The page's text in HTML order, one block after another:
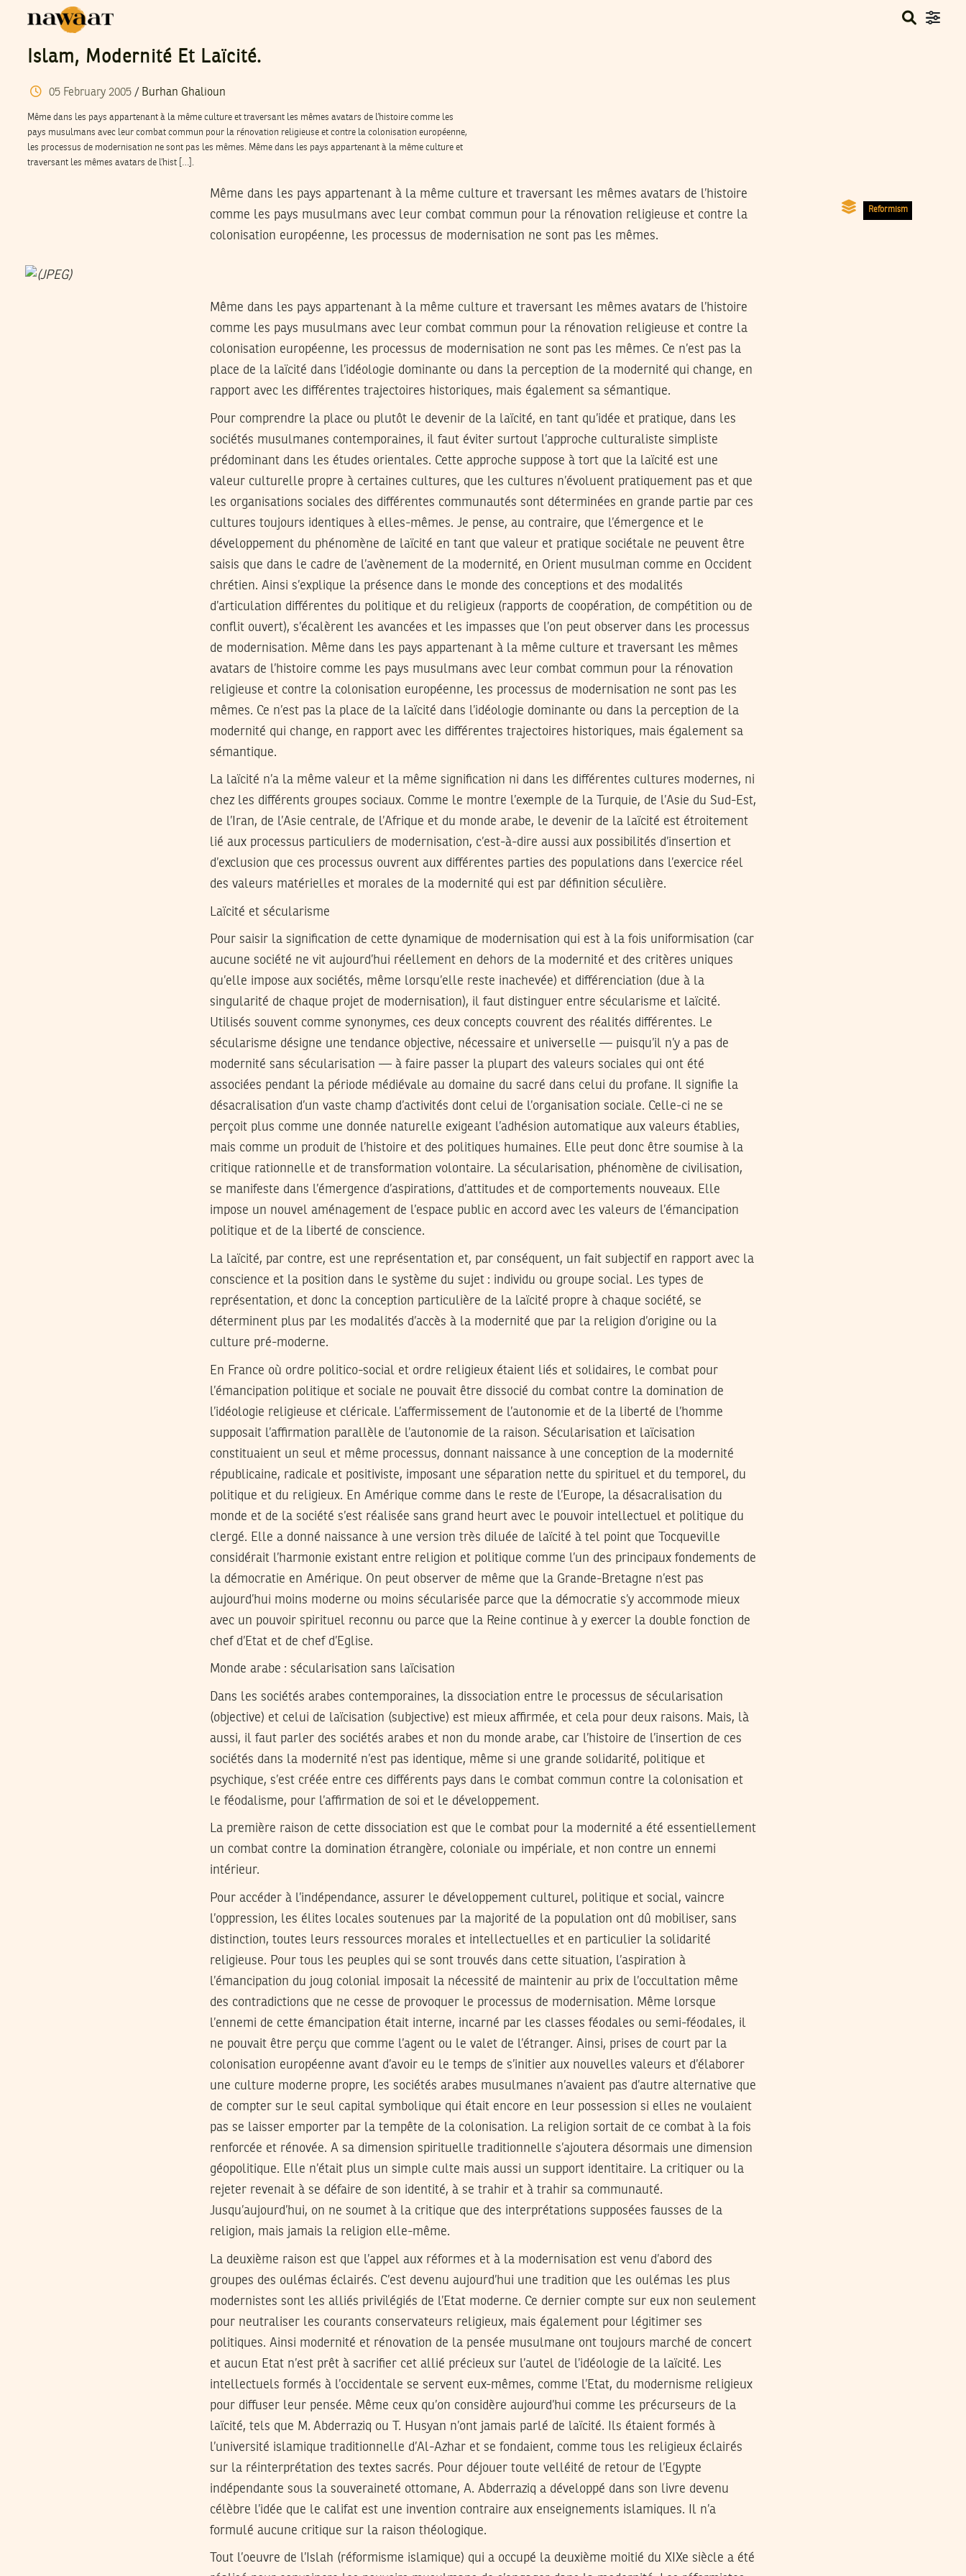
Islam, Modernité Et Laïcité.
05 February 2005/ Burhan Ghalioun
Même dans les pays appartenant à la même culture et traversant les mêmes avatars de l’histoire comme les
pays musulmans avec leur combat commun pour la rénovation religieuse et contre la colonisation européenne,
les processus de modernisation ne sont pas les mêmes. Même dans les pays appartenant à la même culture et
traversant les mêmes avatars de l’hist […].
Reformism
Même dans les pays appartenant à la même culture et traversant les mêmes avatars de l’histoire
comme les pays musulmans avec leur combat commun pour la rénovation religieuse et contre la
colonisation européenne, les processus de modernisation ne sont pas les mêmes.
Même dans les pays appartenant à la même culture et traversant les mêmes avatars de l’histoire
comme les pays musulmans avec leur combat commun pour la rénovation religieuse et contre la
colonisation européenne, les processus de modernisation ne sont pas les mêmes. Ce n’est pas la
place de la laïcité dans l’idéologie dominante ou dans la perception de la modernité qui change, en
rapport avec les différentes trajectoires historiques, mais également sa sémantique.
Pour comprendre la place ou plutôt le devenir de la laïcité, en tant qu’idée et pratique, dans les
sociétés musulmanes contemporaines, il faut éviter surtout l’approche culturaliste simpliste
prédominant dans les études orientales. Cette approche suppose à tort que la laïcité est une
valeur culturelle propre à certaines cultures, que les cultures n’évoluent pratiquement pas et que
les organisations sociales des différentes communautés sont déterminées en grande partie par ces
cultures toujours identiques à elles-mêmes. Je pense, au contraire, que l’émergence et le
développement du phénomène de laïcité en tant que valeur et pratique sociétale ne peuvent être
saisis que dans le cadre de l’avènement de la modernité, en Orient musulman comme en Occident
chrétien. Ainsi s’explique la présence dans le monde des conceptions et des modalités
d’articulation différentes du politique et du religieux (rapports de coopération, de compétition ou de
conflit ouvert), s’écalèrent les avancées et les impasses que l’on peut observer dans les processus
de modernisation. Même dans les pays appartenant à la même culture et traversant les mêmes
avatars de l’histoire comme les pays musulmans avec leur combat commun pour la rénovation
religieuse et contre la colonisation européenne, les processus de modernisation ne sont pas les
mêmes. Ce n’est pas la place de la laïcité dans l’idéologie dominante ou dans la perception de la
modernité qui change, en rapport avec les différentes trajectoires historiques, mais également sa
sémantique.
La laïcité n’a la même valeur et la même signification ni dans les différentes cultures modernes, ni
chez les différents groupes sociaux. Comme le montre l’exemple de la Turquie, de l’Asie du Sud-Est,
de l’Iran, de l’Asie centrale, de l’Afrique et du monde arabe, le devenir de la laïcité est étroitement
lié aux processus particuliers de modernisation, c’est-à-dire aussi aux possibilités d’insertion et
d’exclusion que ces processus ouvrent aux différentes parties des populations dans l’exercice réel
des valeurs matérielles et morales de la modernité qui est par définition séculière.
Laïcité et sécularisme
Pour saisir la signification de cette dynamique de modernisation qui est à la fois uniformisation (car
aucune société ne vit aujourd’hui réellement en dehors de la modernité et des critères uniques
qu’elle impose aux sociétés, même lorsqu’elle reste inachevée) et différenciation (due à la
singularité de chaque projet de modernisation), il faut distinguer entre sécularisme et laïcité.
Utilisés souvent comme synonymes, ces deux concepts couvrent des réalités différentes. Le
sécularisme désigne une tendance objective, nécessaire et universelle — puisqu’il n’y a pas de
modernité sans sécularisation — à faire passer la plupart des valeurs sociales qui ont été
associées pendant la période médiévale au domaine du sacré dans celui du profane. Il signifie la
désacralisation d’un vaste champ d’activités dont celui de l’organisation sociale. Celle-ci ne se
perçoit plus comme une donnée naturelle exigeant l’adhésion automatique aux valeurs établies,
mais comme un produit de l’histoire et des politiques humaines. Elle peut donc être soumise à la
critique rationnelle et de transformation volontaire. La sécularisation, phénomène de civilisation,
se manifeste dans l’émergence d’aspirations, d’attitudes et de comportements nouveaux. Elle
impose un nouvel aménagement de l’espace public en accord avec les valeurs de l’émancipation
politique et de la liberté de conscience.
La laïcité, par contre, est une représentation et, par conséquent, un fait subjectif en rapport avec la
conscience et la position dans le système du sujet : individu ou groupe social. Les types de
représentation, et donc la conception particulière de la laïcité propre à chaque société, se
déterminent plus par les modalités d’accès à la modernité que par la religion d’origine ou la
culture pré-moderne.
En France où ordre politico-social et ordre religieux étaient liés et solidaires, le combat pour
l’émancipation politique et sociale ne pouvait être dissocié du combat contre la domination de
l’idéologie religieuse et cléricale. L’affermissement de l’autonomie et de la liberté de l’homme
supposait l’affirmation parallèle de l’autonomie de la raison. Sécularisation et laïcisation
constituaient un seul et même processus, donnant naissance à une conception de la modernité
républicaine, radicale et positiviste, imposant une séparation nette du spirituel et du temporel, du
politique et du religieux. En Amérique comme dans le reste de l’Europe, la désacralisation du
monde et de la société s’est réalisée sans grand heurt avec le pouvoir intellectuel et politique du
clergé. Elle a donné naissance à une version très diluée de laïcité à tel point que Tocqueville
considérait l’harmonie existant entre religion et politique comme l’un des principaux fondements de
la démocratie en Amérique. On peut observer de même que la Grande-Bretagne n’est pas
aujourd’hui moins moderne ou moins sécularisée parce que la démocratie s’y accommode mieux
avec un pouvoir spirituel reconnu ou parce que la Reine continue à y exercer la double fonction de
chef d’Etat et de chef d’Eglise.
Monde arabe : sécularisation sans laïcisation
Dans les sociétés arabes contemporaines, la dissociation entre le processus de sécularisation
(objective) et celui de laïcisation (subjective) est mieux affirmée, et cela pour deux raisons. Mais, là
aussi, il faut parler des sociétés arabes et non du monde arabe, car l’histoire de l’insertion de ces
sociétés dans la modernité n’est pas identique, même si une grande solidarité, politique et
psychique, s’est créée entre ces différents pays dans le combat commun contre la colonisation et
le féodalisme, pour l’affirmation de soi et le développement.
La première raison de cette dissociation est que le combat pour la modernité a été essentiellement
un combat contre la domination étrangère, coloniale ou impériale, et non contre un ennemi
intérieur.
Pour accéder à l’indépendance, assurer le développement culturel, politique et social, vaincre
l’oppression, les élites locales soutenues par la majorité de la population ont dû mobiliser, sans
distinction, toutes leurs ressources morales et intellectuelles et en particulier la solidarité
religieuse. Pour tous les peuples qui se sont trouvés dans cette situation, l’aspiration à
l’émancipation du joug colonial imposait la nécessité de maintenir au prix de l’occultation même
des contradictions que ne cesse de provoquer le processus de modernisation. Même lorsque
l’ennemi de cette émancipation était interne, incarné par les classes féodales ou semi-féodales, il
ne pouvait être perçu que comme l’agent ou le valet de l’étranger. Ainsi, prises de court par la
colonisation européenne avant d’avoir eu le temps de s’initier aux nouvelles valeurs et d’élaborer
une culture moderne propre, les sociétés arabes musulmanes n’avaient pas d’autre alternative que
de compter sur le seul capital symbolique qui était encore en leur possession si elles ne voulaient
pas se laisser emporter par la tempête de la colonisation. La religion sortait de ce combat à la fois
renforcée et rénovée. A sa dimension spirituelle traditionnelle s’ajoutera désormais une dimension
géopolitique. Elle n’était plus un simple culte mais aussi un support identitaire. La critiquer ou la
rejeter revenait à se défaire de son identité, à se trahir et à trahir sa communauté.
Jusqu’aujourd’hui, on ne soumet à la critique que des interprétations supposées fausses de la
religion, mais jamais la religion elle-même.
La deuxième raison est que l’appel aux réformes et à la modernisation est venu d’abord des
groupes des oulémas éclairés. C’est devenu aujourd’hui une tradition que les oulémas les plus
modernistes sont les alliés privilégiés de l’Etat moderne. Ce dernier compte sur eux non seulement
pour neutraliser les courants conservateurs religieux, mais également pour légitimer ses
politiques. Ainsi modernité et rénovation de la pensée musulmane ont toujours marché de concert
et aucun Etat n’est prêt à sacrifier cet allié précieux sur l’autel de l’idéologie de la laïcité. Les
intellectuels formés à l’occidentale se servent eux-mêmes, comme l’Etat, du modernisme religieux
pour diffuser leur pensée. Même ceux qu’on considère aujourd’hui comme les précurseurs de la
laïcité, tels que M. Abderraziq ou T. Husyan n’ont jamais parlé de laïcité. Ils étaient formés à
l’université islamique traditionnelle d’Al-Azhar et se fondaient, comme tous les religieux éclairés
sur la réinterprétation des textes sacrés. Pour déjouer toute velléité de retour de l’Egypte
indépendante sous la souveraineté ottomane, A. Abderraziq a développé dans son livre devenu
célèbre l’idée que le califat est une invention contraire aux enseignements islamiques. Il n’a
formulé aucune critique sur la raison théologique.
Tout l’oeuvre de l’Islah (réformisme islamique) qui a occupé la deuxième moitié du XIXe siècle a été